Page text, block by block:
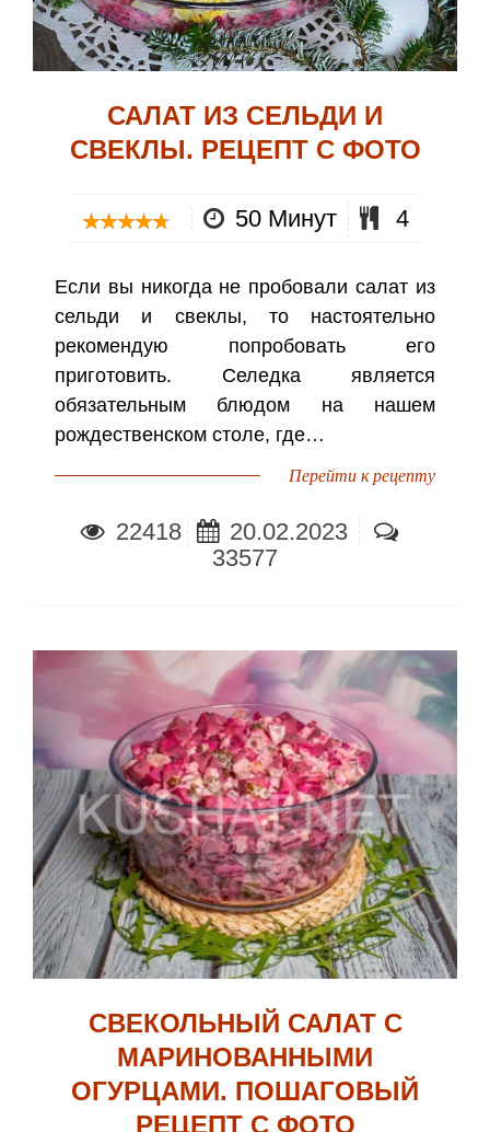
САЛАТ ИЗ СЕЛЬДИ И
СВЕКЛЫ. РЕЦЕПТ С ФОТО
50 Минут 4
Если вы никогда не пробовали салат из
сельди и свеклы, то настоятельно
рекомендую попробовать его
приготовить. Селедка является
обязательным блюдом на нашем
рождественском столе, где…
Перейти к рецепту
22418
20.02.2023
33577
СВЕКОЛЬНЫЙ САЛАТ С
МАРИНОВАННЫМИ
ОГУРЦАМИ. ПОШАГОВЫЙ
РЕЦЕПТ С ФОТО